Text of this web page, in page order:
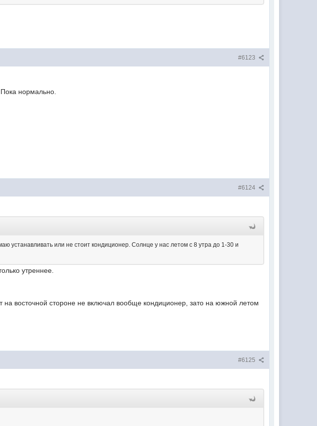
#6123
нормально.
#6124
устанавливать или не стоит кондиционер. Солнце у нас летом с 8 утра до 1-30 и
утреннее.
восточной стороне не включал вообще кондиционер, зато на южной летом
#6125